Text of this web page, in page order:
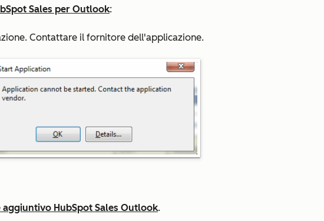
Sales per Outlook:
Contattare il fornitore dell'applicazione.
HubSpot Sales Outlook.